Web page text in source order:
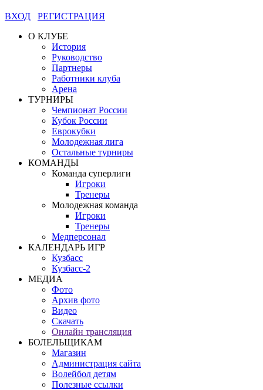
ВХОД
РЕГИСТРАЦИЯ
О КЛУБЕ
История
Руководство
Партнеры
Работники клуба
Арена
ТУРНИРЫ
Чемпионат России
Кубок России
Еврокубки
Молодежная лига
Остальные турниры
КОМАНДЫ
Команда суперлиги
Игроки
Тренеры
Молодежная команда
Игроки
Тренеры
Медперсонал
КАЛЕНДАРЬ ИГР
Кузбасс
Кузбасс-2
МЕДИА
Фото
Архив фото
Видео
Скачать
Онлайн трансляция
БОЛЕЛЬЩИКАМ
Магазин
Администрация сайта
Волейбол детям
Полезные ссылки